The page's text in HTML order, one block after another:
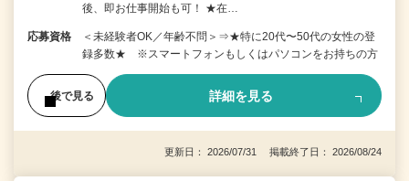
後、即お仕事開始も可！ ★在…
応募資格
＜未経験者OK／年齢不問＞⇒★特に20代〜50代の女性の登
録多数★ ※スマートフォンもしくはパソコンをお持ちの方
後で見る 詳細を見る
更新日： 2026/07/31 掲載終了日： 2026/08/24